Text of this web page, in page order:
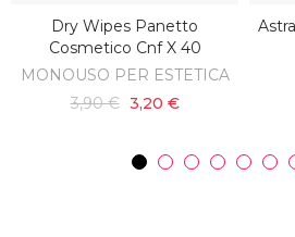
AGGIUNGI AL CARRELLO
Dry Wipes Panetto
Cosmetico Cnf X 40
MONOUSO PER ESTETICA
3,90 € 3,20 €